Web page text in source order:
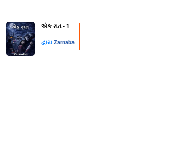
એક રાત - 1
દ્વારા Zarnaba